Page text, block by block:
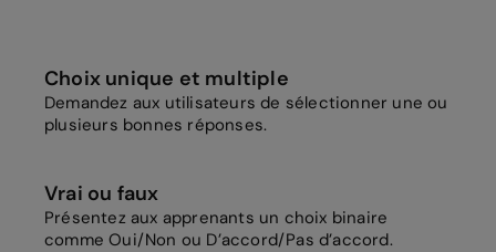
Choix unique et multiple
Demandez aux utilisateurs de sélectionner une ou
plusieurs bonnes réponses.
Vrai ou faux
Présentez aux apprenants un choix binaire
comme Oui/Non ou D’accord/Pas d’accord.